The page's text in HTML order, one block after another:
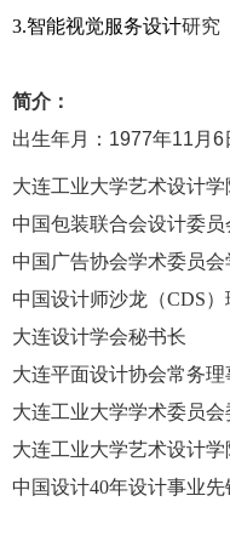
3.智能视觉服务设计研究
简介：
出生年月： 1977年11 月 6
大连工业大学艺术设计学
中国包装联合会设计委
中国广告协会学术委员会
中国设计师沙龙（CDS）
大连设计学会秘书长
大连平面设计协会常务理
大连工业大学学术委员会
大连工业大学艺术设计
中国设计40年设计事业先